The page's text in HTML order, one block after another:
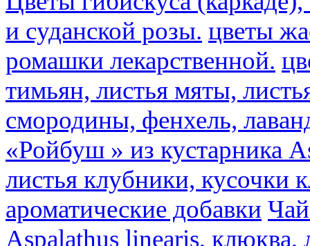
и суданской розы. цветы
ромашки лекарственной.
тимьян, листья мяты,
смородины, фенхель,
«Ройбуш » из кустарника
листья клубники, кусочки
ароматические добавки
Aspalathus linearis, клюква,